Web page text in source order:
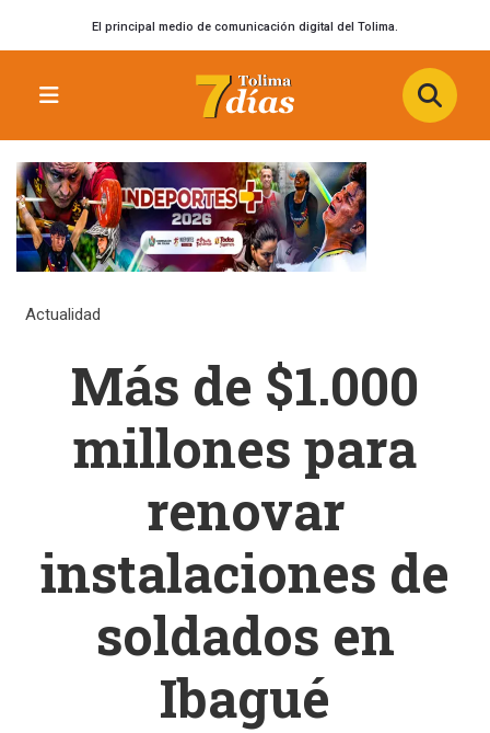
El principal medio de comunicación digital del Tolima.
Actualidad
Más de $1.000
millones para
renovar
instalaciones de
soldados en
Ibagué